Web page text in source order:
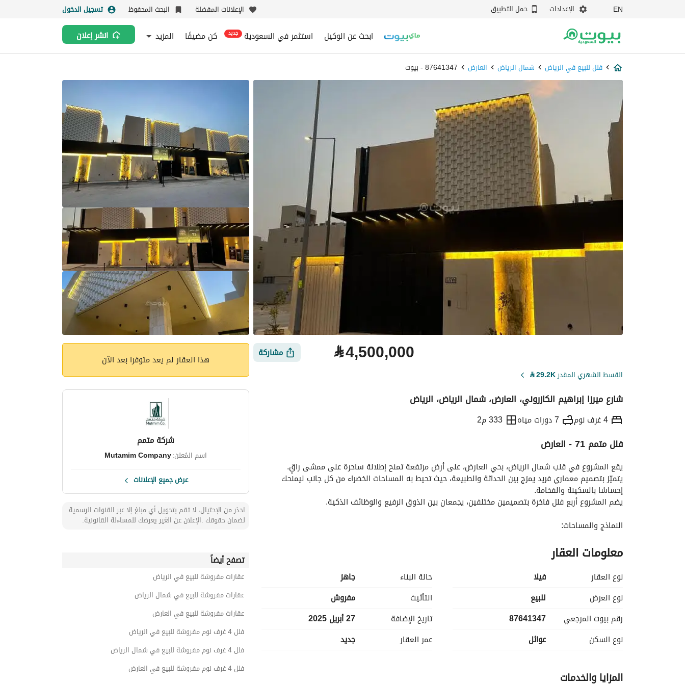
EN الإعدادات حمل التطبيق الإعلانات المفضلة البحث المحفوظ تسجيل الدخول
ابحث عن الوكيل استثمر في السعودية جديد كن مضيفًا المزيد انشر إعلان
فلل للبيع في الرياض شمال الرياض العارض 87641347 - بيوت
⃁4,500,000 مشاركة
القسط الشهري المقدر29.2K
⃁
شارع ميرزا إبراهيم الكازروني، العارض، شمال الرياض، الرياض
4 غرف نوم 7 دورات مياه 333 م2
التفاصيل
فلل متمم 71 - العارض
يقع المشروع في قلب شمال الرياض، بحي العارض، على أرض مرتفعة تمنح إطلالة ساحرة على ممشى راقٍ.
إحساسًا بالسكينة والفخامة.
يضم المشروع أربع فلل فاخرة بتصميمين مختلفين، يجمعان بين الذوق الرفيع والوظائف الذكية.
النماذج والمساحات:
النموذج الثاني 321م (زوايا)
مـمـيــزات المشروع:
خصوصيه عاليه
إطلاله داخليه مدروسة
واجهة الفيلا بتقنية " Grc "
شبابيك "gluss Folding "واسعه وعازله للحراره
مظلة اماميه مقاومة للحرارة والرطوبة مع انارة LED
ابي بكر الصديق ٢٧٠ متر
معلومات العقار
نوع العقار
فیلا
نوع العرض
للبيع
رقم بيوت المرجعي
87641347
نوع السكن
عوائل
حالة البناء
جاهز
التأثيث
مفروش
تاريخ الإضافة
27 أبريل 2025
عمر العقار
جديد
المزايا والخدمات
هذا العقار لم يعد متوفرا بعد الآن
شركة متمم
اسم المُعلن:Mutamim Company
عرض جميع الإعلانات
احذر من الإحتيال، لا تقم بتحويل أي مبلغ إلا عبر القنوات الرسمية
لضمان حقوقك .الإعلان عن الغير يعرضك للمساءلة القانونية.
تصفح أيضاً
عقارات مفروشة للبيع في الرياض
عقارات مفروشة للبيع في شمال الرياض
عقارات مفروشة للبيع في العارض
فلل 4 غرف نوم مفروشة للبيع في الرياض
فلل 4 غرف نوم مفروشة للبيع في شمال الرياض
فلل 4 غرف نوم مفروشة للبيع في العارض